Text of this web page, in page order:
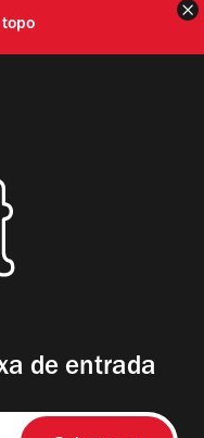
de entrada